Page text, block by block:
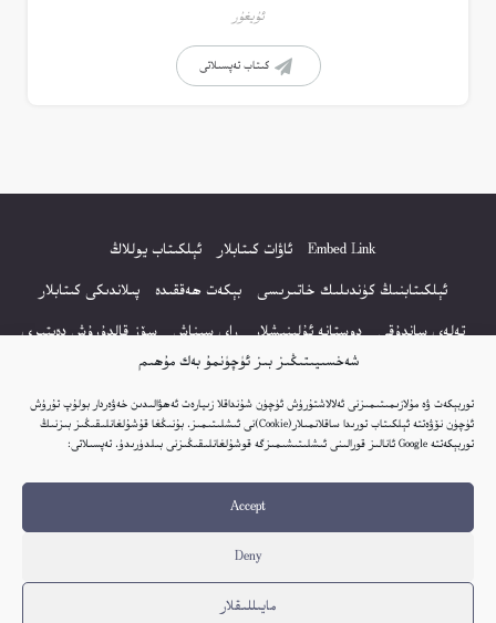
شەخسىيىتىڭىز بىز ئۈچۈنمۇ بەك مۇھىم
توربېكەت ۋە مۇلازىمىتىمىزنى ئەلالاشتۇرۇش ئۈچۈن شۇنداقلا زىيارەت ئەھۋالىدىن خەۋەردار بولۇپ تۇرۇش
ئۈچۈن نۆۋەتتە ئېلكىتاب تورىدا ساقلانمىلار(Cookie)نى ئىشلىتىمىز. بۇنىڭغا قۇشۇلغانلىقىڭىز بىزنىڭ
توربېكەتتە Google ئانالىز قورالىنى ئىشلىتىشىمىزگە قوشۇلغانلىقىڭىزنى بىلدۈرىدۇ. تەپسىلاتى:
Accept
Deny
مايىللىقلار
ئۇيغۇر
كىتاب تەپسىلاتى
Embed Link ئاۋات كىتابلار
ئېلكىتاب يوللاڭ
ئېلكىتابنىڭ كۈندىلىك خاتىرىسى
بېكەت ھەققىدە
پىلاندىكى كىتابلار
تەلەي ساندۇقى
دوستانە ئۇلىنىشلار راي سىناش
سۆز قالدۇرۇش دەپتىرى
كۆپ سورالغان سۇئاللار
كىتاب تىزىملىكى
مەخپىيەتلىك باياناتى
نەشىر ھوقۇقى باياناتى
© 2017-2026 تور بېكەتنىڭ بارلىق ھوقۇقى ئېلكىتاب تورى غا مەنسۇپ.
تور بېكەت ھەققىدە تەكلىپ - پىكىر بولسا، تۆۋەندىكى ئېلخەت ئارقىلىق بېكەت